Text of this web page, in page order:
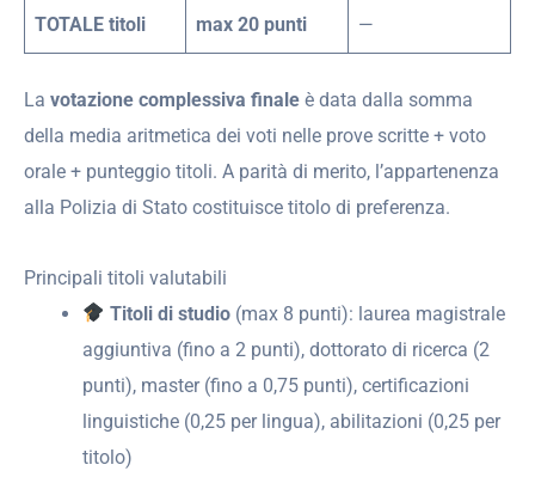
TOTALE titoli max 20 punti —
La votazione complessiva finale è data dalla somma
della media aritmetica dei voti nelle prove scritte + voto
orale + punteggio titoli. A parità di merito, l’appartenenza
alla Polizia di Stato costituisce titolo di preferenza.
Principali titoli valutabili
Titoli di studio(max 8 punti): laurea magistrale
aggiuntiva (fino a 2 punti), dottorato di ricerca (2
punti), master (fino a 0,75 punti), certificazioni
linguistiche (0,25 per lingua), abilitazioni (0,25 per
titolo)